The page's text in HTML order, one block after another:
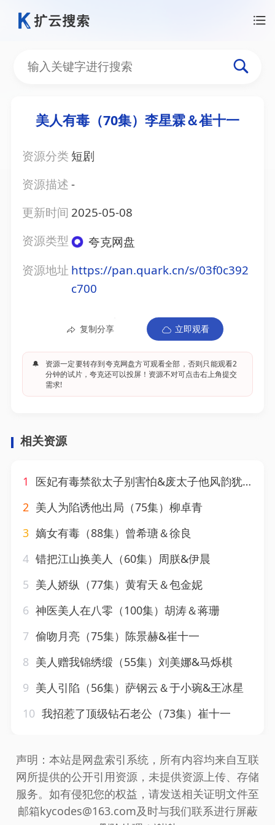
美人有毒（70集）李星霖＆崔十一
资源分类 短剧
资源描述-
更新时间 2025-05-08
资源类型
夸克网盘
资源地址 https://pan.quark.cn/s/03f0c392
c700
复制分享 立即观看
🔔
资源一定要转存到夸克网盘方可观看全部，否则只能观看2
分钟的试片，夸克还可以投屏！资源不对可点击右上角提交
需求!
相关资源
1
医妃有毒禁欲太子别害怕&废太子他风韵犹存&天意未迟（99集）周航＆崔十一
2 美人为陷诱他出局（75集）柳卓青
3 嫡女有毒（88集）曾希瑭＆徐良
4 错把江山换美人（60集）周朕&伊晨
5 美人娇纵（77集）黄宥天＆包金妮
6 神医美人在八零（100集）胡涛＆蒋珊
7 偷吻月亮（75集）陈景赫&崔十一
8 美人赠我锦绣缎（55集）刘美娜&马烁棋
9 美人引陷（56集）萨钢云＆于小琬&王冰星
10 我招惹了顶级钻石老公（73集）崔十一
声明：本站是网盘索引系统，所有内容均来自互联
网所提供的公开引用资源，未提供资源上传、存储
服务。如有侵犯您的权益，请发送相关证明文件至
邮箱kycodes@163.com及时与我们联系进行屏蔽